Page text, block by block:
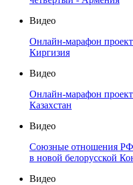
Видео
Онлайн-марафон
Киргизия
Видео
Онлайн-марафон
Казахстан
Видео
Союзные отношения
в новой белорусской
Видео